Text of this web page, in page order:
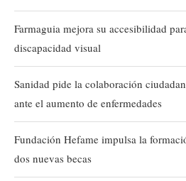
Farmaguia mejora su accesibilidad
discapacidad visual
Sanidad pide la colaboración
ante el aumento de enfermedades
Fundación Hefame impulsa la
dos nuevas becas